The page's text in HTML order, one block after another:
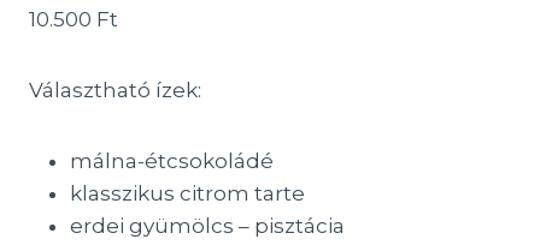
10.500 Ft
Választható ízek:
málna-étcsokoládé
klasszikus citrom tarte
erdei gyümölcs – pisztácia